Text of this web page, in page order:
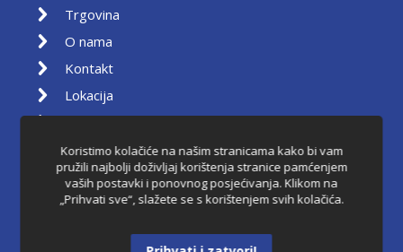
Trgovina
O nama
Kontakt
Lokacija
Košarica
Pravila privatnosti
Uvjeti korištenja
Raskid ugovora
Koristimo kolačiće na našim stranicama kako bi vam
pružili najbolji doživljaj korištenja stranice pamćenjem
vaših postavki i ponovnog posjećivanja. Klikom na
„Prihvati sve“, slažete se s korištenjem svih kolačića.